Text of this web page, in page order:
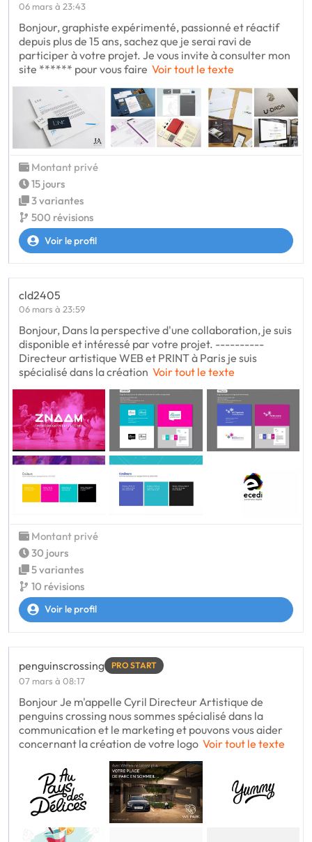
06 mars à 23:43
Bonjour, graphiste expérimenté, passionné et réactif
depuis plus de 15 ans, sachez que je serai ravi de
participer à votre projet. Je vous invite à consulter mon
site ****** pour vous faire Voir tout le texte
Montant privé
15 jours
3 variantes
500 révisions
Voir le profil
cld2405
06 mars à 23:59
Bonjour, Dans la perspective d'une collaboration, je suis
disponible et intéressé par votre projet. ----------
Directeur artistique WEB et PRINT à Paris je suis
spécialisé dans la création Voir tout le texte
Montant privé
30 jours
5 variantes
10 révisions
Voir le profil
penguinscrossing PRO START
07 mars à 08:17
Bonjour Je m'appelle Cyril Directeur Artistique de
penguins crossing nous sommes spécialisé dans la
communication et le marketing et pouvons vous aider
concernant la création de votre logo Voir tout le texte